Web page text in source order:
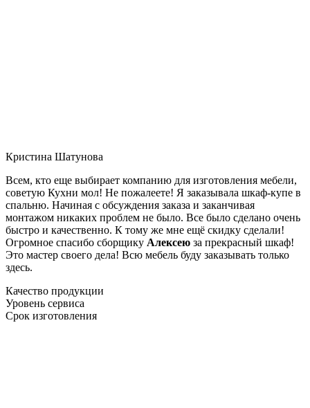
Кристина Шатунова
Всем, кто еще выбирает компанию для изготовления мебели,
советую Кухни мол! Не пожалеете! Я заказывала шкаф-купе в
спальню. Начиная с обсуждения заказа и заканчивая
монтажом никаких проблем не было. Все было сделано очень
быстро и качественно. К тому же мне ещё скидку сделали!
Огромное спасибо сборщику Алексею за прекрасный шкаф!
Это мастер своего дела! Всю мебель буду заказывать только
здесь.
Качество продукции
Уровень сервиса
Срок изготовления